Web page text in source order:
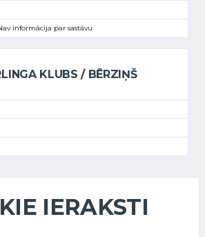
informācija par sastāvu
KLUBS / BĒRZIŅŠ
IERAKSTI